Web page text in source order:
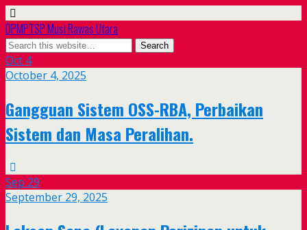
DPMPTSP Musi Rawas Utara
Oct 4
October 4, 2025
Gangguan Sistem OSS-RBA, Perbaikan
Sistem dan Masa Peralihan.
Sep 29
September 29, 2025